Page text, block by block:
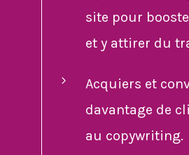
site pour
et y attirer du
Acquiers et
davantage de
au copywriting.